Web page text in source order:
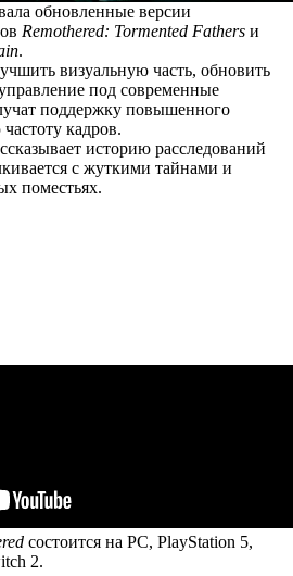
обновленные версии
Remothered: Tormented Fathers и
.
визуальную часть, обновить
под современные
поддержку повышенного
кадров.
историю расследований
с жуткими тайнами и
поместьях.
состоится на PC, PlayStation 5,
2.